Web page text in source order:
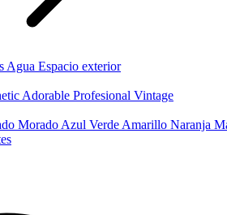
Agua Espacio exterior
Adorable Profesional Vintage
Morado Azul Verde Amarillo Naranja